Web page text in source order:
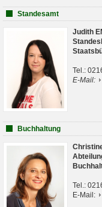
Standesamt
Judith
Tel.:
E-Mail:
Buchhaltung
Tel.:
E-Mail: